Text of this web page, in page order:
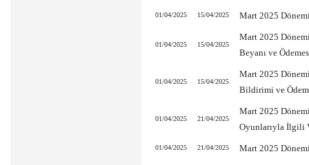
01/04/2025 15/04/2025 Mart 2025
01/04/2025 15/04/2025
Mart 2025
Beyanı ve
01/04/2025 15/04/2025
Mart 2025
Bildirimi ve
01/04/2025 21/04/2025
Mart 2025
Oyunlarıyla İlgili
01/04/2025 21/04/2025 Mart 2025